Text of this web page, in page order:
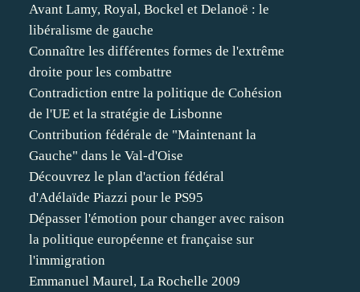
Avant Lamy, Royal, Bockel et Delanoë : le
libéralisme de gauche
Connaître les différentes formes de l'extrême
droite pour les combattre
Contradiction entre la politique de Cohésion
de l'UE et la stratégie de Lisbonne
Contribution fédérale de "Maintenant la
Gauche" dans le Val-d'Oise
Découvrez le plan d'action fédéral
d'Adélaïde Piazzi pour le PS95
Dépasser l'émotion pour changer avec raison
la politique européenne et française sur
l'immigration
Emmanuel Maurel, La Rochelle 2009